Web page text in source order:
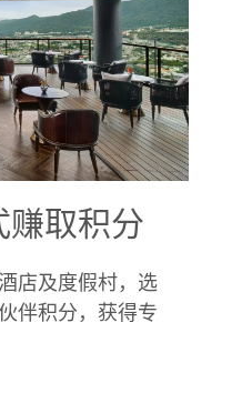
赚取积分
店及度假村，选
伴积分，获得专